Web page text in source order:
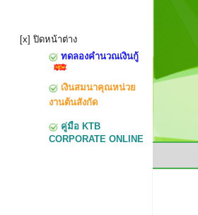
[x] ปิดหน้าต่าง
ทดลองคำนวณเงินกู้
เงินสมนาคุณหน่วย
งานต้นสังกัด
คู่มือ KTB
CORPORATE ONLINE